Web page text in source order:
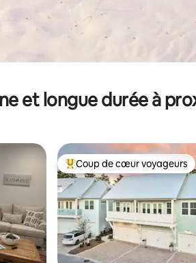
et longue durée à
appréciés Coups de cœur voyageurs
Coup de cœur voyageurs